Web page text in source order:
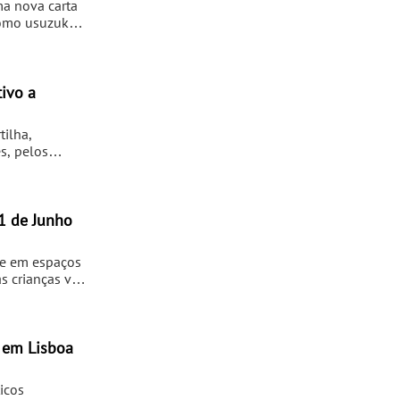
nova carta
usuzukuri
a
pelos
os
Este
de Junho
em espaços
crianças vão
vão poder
Lisboa